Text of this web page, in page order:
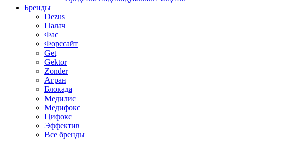
Бренды
Dezus
Палач
Фас
Форcсайт
Get
Gektor
Zonder
Агран
Блокада
Медилис
Медифокс
Цифокс
Эффектив
Все бренды